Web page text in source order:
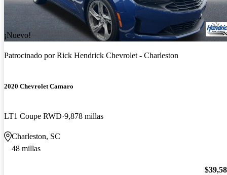
¡Nuevo!
Patrocinado porRick Hendrick Chevrolet - Charleston
2020 Chevrolet Camaro
LT1 Coupe RWD 9,878 millas
Charleston, SC
48 millas